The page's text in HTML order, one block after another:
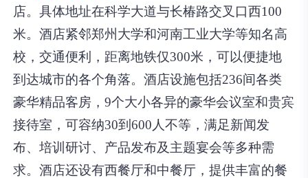
店。具体地址在科学大道与长椿路交叉口西100
米。酒店紧邻郑州大学和河南工业大学等知名高
校，交通便利，距离地铁仅300米，可以便捷地
到达城市的各个角落‌。酒店设施包括236间各类
豪华精品客房，9个大小各异的豪华会议室和贵宾
接待室，可容纳30到600人不等，满足新闻发
布、培训研讨、产品发布及主题宴会等多种需
求。酒店还设有西餐厅和中餐厅，提供丰富的餐